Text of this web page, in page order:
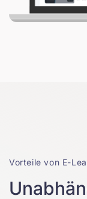
Vorteile von E-